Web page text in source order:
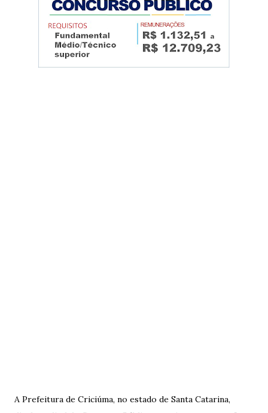
A Prefeitura de Criciúma, no estado de Santa Catarina,